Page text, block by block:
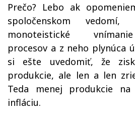
Prečo? Lebo ak
spoločenskom
monoteistické
procesov a z neho plynúca
si ešte uvedomiť, že
produkcie, ale len a len
Teda menej produkcie
infláciu.